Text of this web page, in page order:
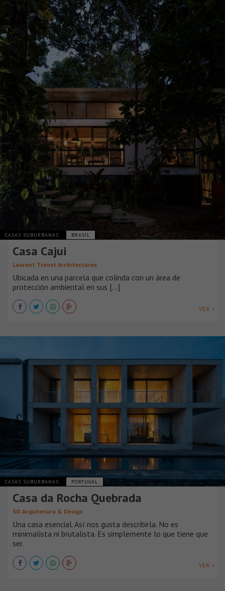
CASAS SUBURBANAS BRASIL
Casa Cajui
Laurent Troost Architectures
Ubicada en una parcela que colinda con un área de
protección ambiental en sus [...]
VER +
CASAS SUBURBANAS PORTUGAL
Casa da Rocha Quebrada
SO Arquitetura & Design
Una casa esencial. Así nos gusta describirla. No es
minimalista ni brutalista. Es simplemente lo que tiene que
ser.
VER +